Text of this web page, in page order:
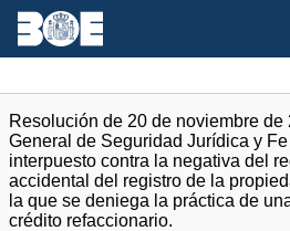
Resolución de 20 de noviembre
General de Seguridad Jurídica y
interpuesto contra la negativa del
accidental del registro de la
la que se deniega la práctica de
crédito refaccionario.